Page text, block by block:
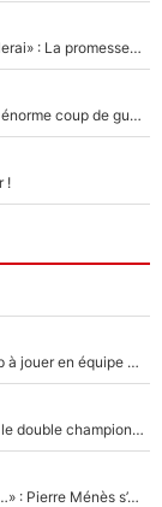
Mercato - OM - «Dès que je prends un club, je t’appellerai» : La promesse de Marcelino au moment de claquer la porte
Victime de racisme contre Murray, Kyrgios pousse un énorme coup de gueule !
!
Un joueur snobé par Didier Deschamps à un gros coup à jouer en équipe de France : Zinedine Zidane a trouvé son numéro 9 ?
Le PSG veut s'offrir une pépite de 16 ans : Déterminé, le double champion d'Europe en titre est prêt à lâcher 40M€ pour celui que l'on compare déjà à Vinicius Jr !
«Un très mauvais choix pour le PSG, je n’en peux plus…» : Pierre Ménès s’est complètement trompé avec Luis Enrique et ces déclarations le prouvent !